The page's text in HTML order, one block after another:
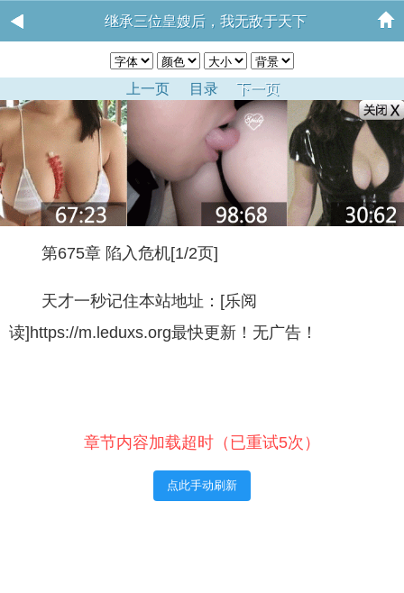
继承三位皇嫂后，我无敌于天下
上一页 目录 下一页
第675章 陷入危机[1/2页]
天才一秒记住本站地址：[乐阅
读]https://m.leduxs.org最快更新！无广告！
章节内容加载超时（已重试5次）
点此手动刷新